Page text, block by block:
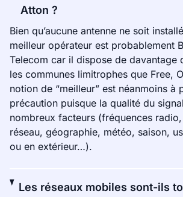
Atton ?
Bien qu’aucune antenne ne soit
meilleur opérateur est probablement
Telecom car il dispose de davantage
les communes limitrophes que Free,
notion de “meilleur” est néanmoins à
précaution puisque la qualité du
nombreux facteurs (fréquences
réseau, géographie, météo, saison,
ou en extérieur…).
Les réseaux mobiles sont-ils